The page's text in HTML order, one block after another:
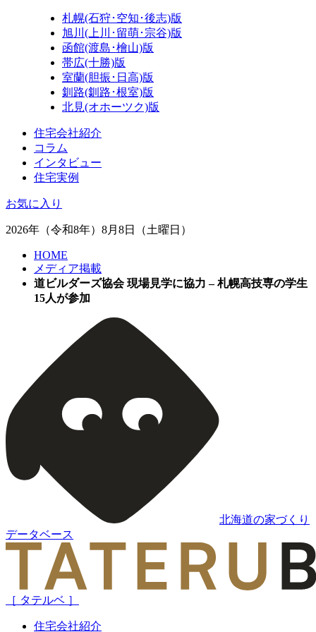
札幌(石狩･空知･後志)版
旭川(上川･留萌･宗谷)版
函館(渡島･檜山)版
帯広(十勝)版
室蘭(胆振･日高)版
釧路(釧路･根室)版
北見(オホーツク)版
住宅会社紹介
コラム
インタビュー
住宅実例
お気に入り
2026年（令和8年）8月8日（土曜日）
HOME
メディア掲載
道ビルダーズ協会 現場見学に協力 – 札幌高技専の学生
15人が参加
北海道の家づくり
データベース
［ タテルベ ］
住宅会社紹介